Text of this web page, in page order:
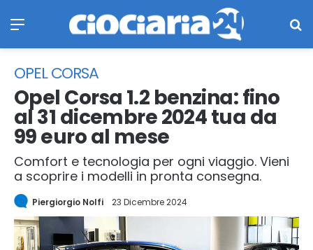
OPEL CORSA
Opel Corsa 1.2 benzina: fino
al 31 dicembre 2024 tua da
99 euro al mese
Comfort e tecnologia per ogni viaggio. Vieni
a scoprire i modelli in pronta consegna.
Piergiorgio Nolfi 23 Dicembre 2024